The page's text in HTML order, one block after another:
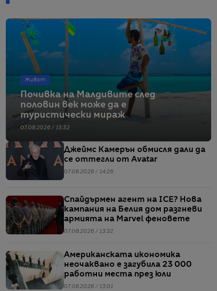
Живот
Почивка на Малдивите след
половин век може да е
туристически мираж
07.08.2026 / 15:32
Джеймс Камерън обмисля дали да
се оттегли от Avatar
07.08.2026 / 14:26
Спайдърмен агент на ICE? Нова
кампания на Белия дом разгневи
армията на Marvel феновете
07.08.2026 / 13:32
Американската икономика
неочаквано е загубила 23 000
работни места през юли
07.08.2026 / 13:01